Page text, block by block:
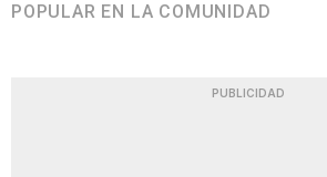
POPULAR EN LA COMUNIDAD
PUBLICIDAD